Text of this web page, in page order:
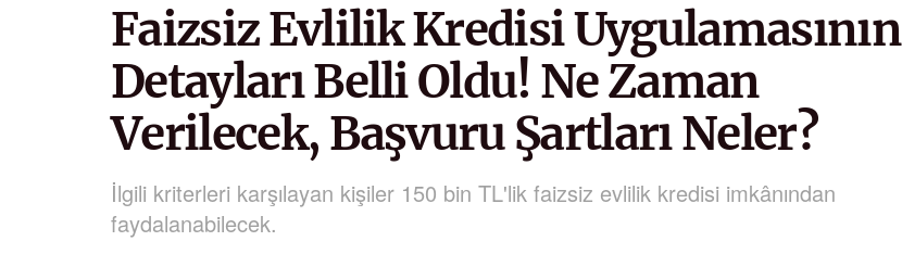
Faizsiz Evlilik Kredisi Uygulamasının
Detayları Belli Oldu! Ne Zaman
Verilecek, Başvuru Şartları Neler?
İlgili kriterleri karşılayan kişiler 150 bin TL'lik faizsiz evlilik kredisi imkânından
faydalanabilecek.